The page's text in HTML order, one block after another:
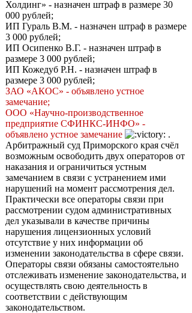
Холдинг» - назначен штраф в размере 30
000 рублей;
ИП Гураль В.М. - назначен штраф в размере
3 000 рублей;
ИП Осипенко В.Г. - назначен штраф в
размере 3 000 рублей;
ИП Кожедуб Р.Н. - назначен штраф в
размере 3 000 рублей;
ЗАО «АКОС» - объявлено устное
замечание;
ООО «Научно-производственное
предприятие СФИНКС-ИНФО» -
объявлено устное замечание
.
Арбитражный суд Приморского края счёл
возможным освободить двух операторов от
наказания и ограничиться устным
замечанием в связи с устранением ими
нарушений на момент рассмотрения дел.
Практически все операторы связи при
рассмотрении судом административных
дел указывали в качестве причины
нарушения лицензионных условий
отсутствие у них информации об
изменении законодательства в сфере связи.
Операторы связи обязаны самостоятельно
отслеживать изменение законодательства, и
осуществлять свою деятельность в
соответствии с действующим
законодательством.